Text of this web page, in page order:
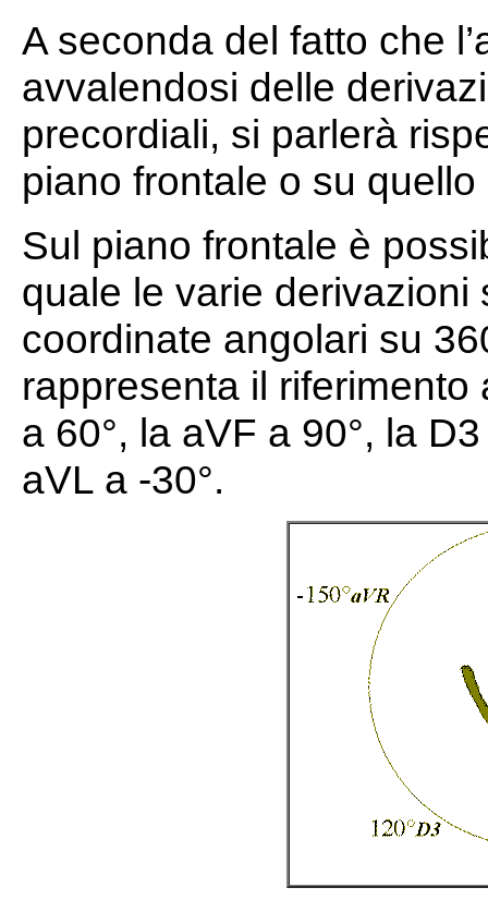
A seconda del fatto che
avvalendosi delle
precordiali, si parlerà
piano frontale o su
Sul piano frontale è
quale le varie
coordinate angolari su
rappresenta il riferimento
a 60°, la aVF a 90°, la
aVL a -30°.